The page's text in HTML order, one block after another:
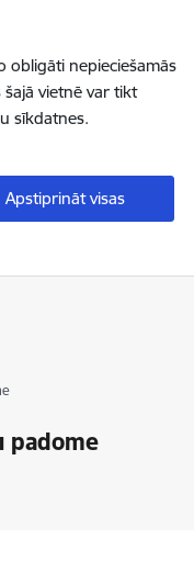
obligāti nepieciešamās
vietnē var tikt
sīkdatnes.
Apstiprināt visas
padome